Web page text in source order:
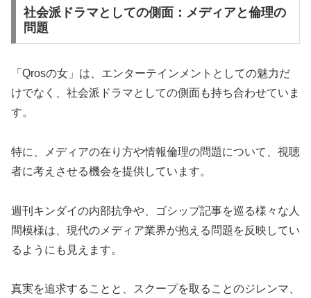
社会派ドラマとしての側面：メディアと倫理の
問題
「Qrosの女」は、エンターテインメントとしての魅力だ
けでなく、社会派ドラマとしての側面も持ち合わせていま
す。
特に、メディアの在り方や情報倫理の問題について、視聴
者に考えさせる機会を提供しています。
週刊キンダイの内部抗争や、ゴシップ記事を巡る様々な人
間模様は、現代のメディア業界が抱える問題を反映してい
るようにも見えます。
真実を追求することと、スクープを取ることのジレンマ、